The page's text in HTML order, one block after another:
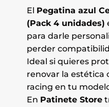
El Pegatina azul
(Pack 4 unidades)
para darle
perder
Ideal si quieres
renovar la estética
racing en tu
En Patinete Store